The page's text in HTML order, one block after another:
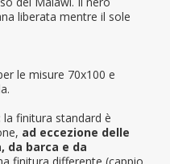
liberata mentre il sole
le misure 70x100 e
la finitura standard è
ad eccezione delle
da barca e da